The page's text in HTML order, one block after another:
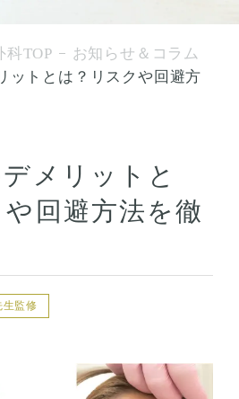
科TOP
お知らせ＆コラム
ットとは？リスクや回避方
メリットと
回避方法を徹
生監修